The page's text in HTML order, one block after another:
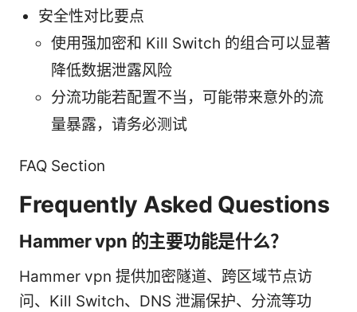
安全性对比要点
使用强加密和 Kill Switch 的组合可以显著
降低数据泄露风险
分流功能若配置不当，可能带来意外的流
量暴露，请务必测试
FAQ Section
Frequently Asked Questions
Hammer vpn 的主要功能是什么？
Hammer vpn 提供加密隧道、跨区域节点访
问、Kill Switch、DNS 泄漏保护、分流等功